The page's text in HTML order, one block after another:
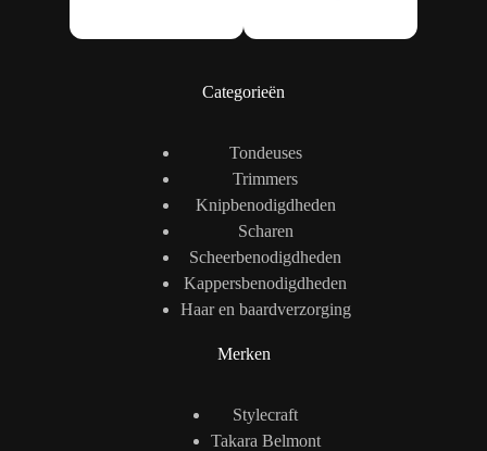
Categorieën
Tondeuses
Trimmers
Knipbenodigdheden
Scharen
Scheerbenodigdheden
Kappersbenodigdheden
Haar en baardverzorging
Merken
Stylecraft
Takara Belmont